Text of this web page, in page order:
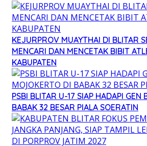
KEJURPROV MUAYTHAI DI BLITAR
MENCARI DAN MENCETAK BIBIT
KABUPATEN
PSBI BLITAR U-17 SIAP HADAPI GEN
BABAK 32 BESAR PIALA SOERATIN